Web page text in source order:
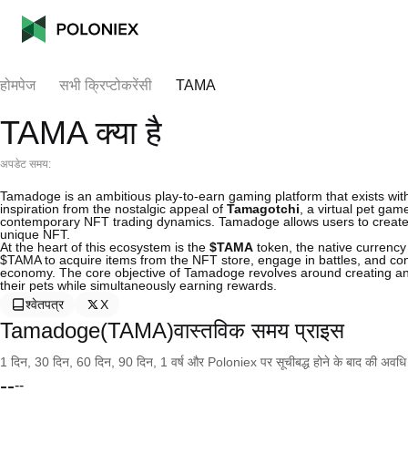
होमपेज सभी क्रिप्टोकरेंसी TAMA
TAMA क्या है
अपडेट समय:
Tamadoge is an ambitious play-to-earn gaming platform that exists
inspiration from the nostalgic appeal of Tamagotchi , a virtual pet
contemporary NFT trading dynamics. Tamadoge allows users to
unique NFT.
At the heart of this ecosystem is the $TAMA token, the native
$TAMA to acquire items from the NFT store, engage in battles, and
economy. The core objective of Tamadoge revolves around creating
their pets while simultaneously earning rewards.
श्वेतपत्र
X
Tamadoge(TAMA)वास्तविक समय प्राइस
1 दिन, 30 दिन, 60 दिन, 90 दिन, 1 वर्ष और Poloniex पर सूचीबद्ध होने के बाद की
----